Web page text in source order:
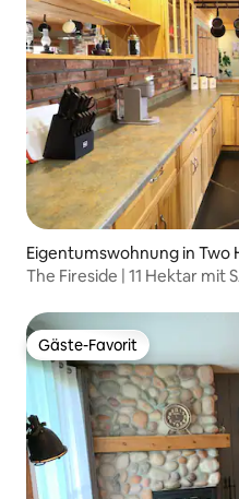
Eigentumswohnung in Two
The Fireside | 11 Hektar mit
Gäste-Favorit
Gäste-Favorit